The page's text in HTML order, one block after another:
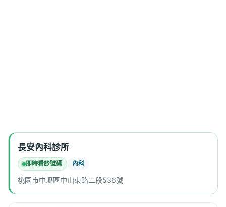
長安內科診所
即時看診號碼 內科
桃園市中壢區中山東路二段536號